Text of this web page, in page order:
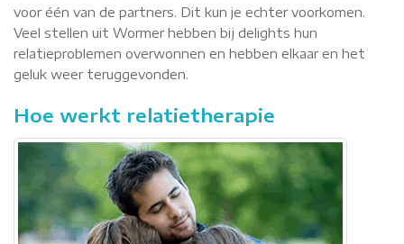
voor één van de partners. Dit kun je echter voorkomen.
Veel stellen uit Wormer hebben bij delights hun
relatieproblemen overwonnen en hebben elkaar en het
geluk weer teruggevonden.
Hoe werkt relatietherapie